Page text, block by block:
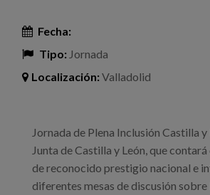
Fecha:
Tipo: Jornada
Localización:Valladolid
Jornada de Plena Inclusión Castilla y
Junta de Castilla y León, que
de reconocido prestigio nacional e
diferentes mesas de discusión sobre